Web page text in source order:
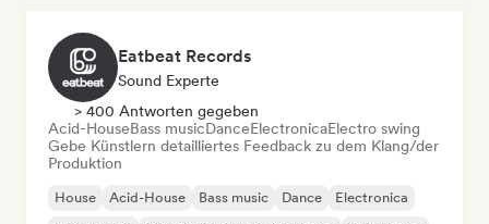
Eatbeat Records
Sound Experte
> 400 Antworten gegeben
Acid-HouseBass musicDanceElectronicaElectro swing
Gebe Künstlern detailliertes Feedback zu dem Klang/der
Produktion
House Acid-House Bass music Dance
Electronica